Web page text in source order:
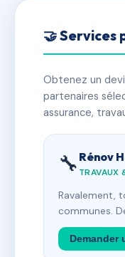
🤝
Obtenez un
partenaires
assurance,
🔧 Rénov
TRAVAUX
Ravalement,
communes.
Demander